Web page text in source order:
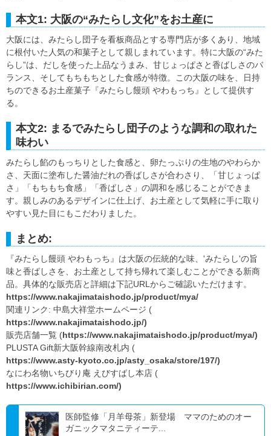
本文1: 大阪の“みたらし文化”をお土産に
大阪には、みたらし団子を看板商品とする専門店が多くあり、地域
に根付いた人気の和菓子として親しまれています。特に大阪の“みた
らし”は、だしを使った上品なうまみ、甘じょっぱさと香ばしさのバ
ランス、そしてもちもちとした食感が特徴。この大阪の味を、日持
ちのできるお土産菓子『みたらし饅頭 やわもっち』として提供す
る。
本文2: まるでみたらし団子のような調和の取れた
味わい
みたらし餡のもっちりとした食感と、卵たっぷりの生地のやわらか
さ、天面に塗布した醤油だれの香ばしさが合わさり、「甘じょっぱ
さ」「もちもち食感」「香ばしさ」の調和を感じることができま
す。親しみのあるデザインに仕上げ、お土産として気軽に手に取り
やすい見た目にもこだわりました。
まとめ:
『みたらし饅頭 やわもっち』は大阪の伝統的な味、'みたらし'の旨
味と香ばしさを、お土産として持ち帰れて楽しむことができる新商
品。具体的な販売店と詳細は下記URLからご確認いただけます。
https://www.nakajimataishodo.jp/product/mya/
関連リンク: 中島大祥堂ホームページ (
https://www.nakajimataishodo.jp/)
販売店舗一覧 (https://www.nakajimataishodo.jp/product/mya/)
PLUSTA Gift新大阪幹線南改札内 (
https://www.asty-kyoto.co.jp/asty_osaka/store/197/)
なにわ名物いちびり庵 えびすばし本店 (
https://www.ichibirian.com/)
医師監修「月羊母茶」新登場 ママのためのオー
ガニックマタニティーテ...